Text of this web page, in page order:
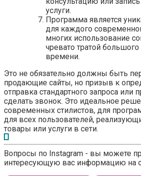
услуги.
Программа является
для каждого
многих использование
чревато тратой большого
времени.
Это не обязательно должны быть
продающие сайты, но призыв к
отправка стандартного запроса или
сделать звонок. Это идеальное
современных стилистов, для
для всех пользователей,
товары или услуги в сети.
Вопросы по Instagram - вы можете
интересующую вас информацию на